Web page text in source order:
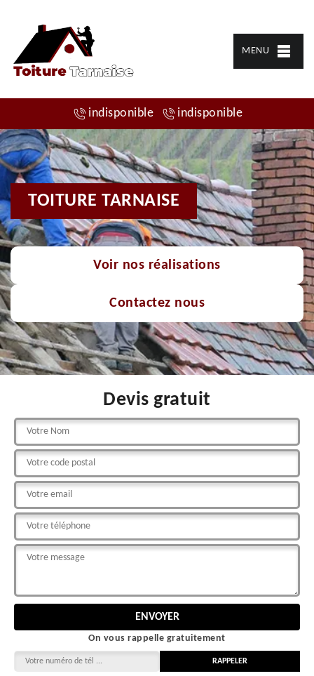
MENU
indisponible indisponible
TOITURE TARNAISE
Voir nos réalisations
Contactez nous
Devis gratuit
On vous rappelle gratuitement